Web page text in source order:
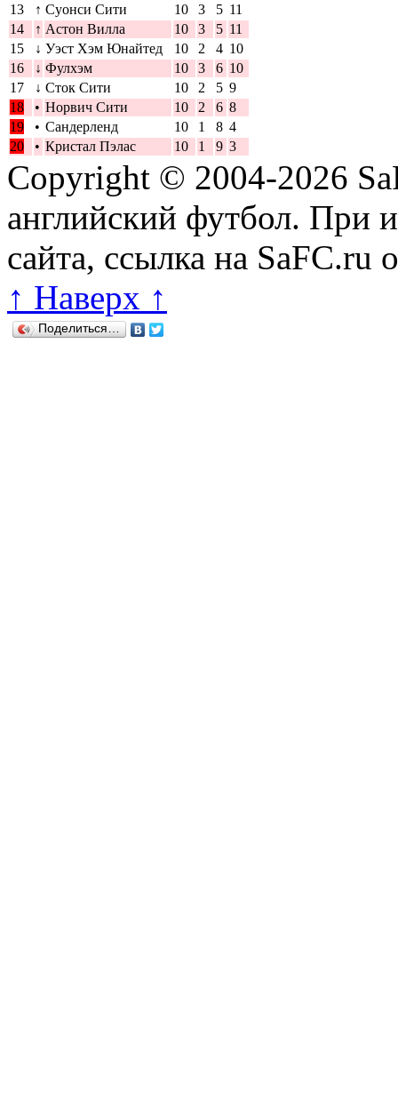
13
↑ Суонси Сити 10 3 5 11
14
↑ Астон Вилла 10 3 5 11
15
↓ Уэст Хэм Юнайтед 10 2 4 10
16
↓ Фулхэм 10 3 6 10
17
↓ Сток Сити 10 2 5 9
18
• Норвич Сити 10 2 6 8
19
• Сандерленд 10 1 8 4
20
• Кристал Пэлас 10 1 9 3
Copyright © 2004-2026
английский футбол. При
сайта, ссылка на SaFC.ru
↑ Наверх ↑
Поделиться…